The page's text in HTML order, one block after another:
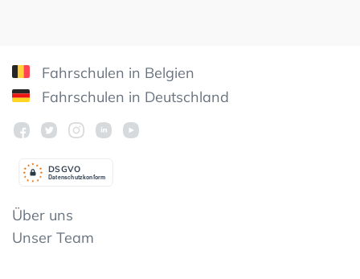
Fahrschulen in Belgien
Fahrschulen in Deutschland
Datenschutzkonform
DSGVO
Über uns
Unser Team